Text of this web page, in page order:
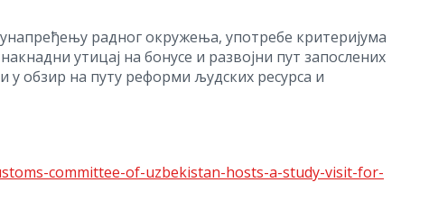
радног окружења, употребе критеријума
утицај на бонусе и развојни пут запослених
у обзир на путу реформи људских ресурса и
committee-of-uzbekistan-hosts-a-study-visit-for-